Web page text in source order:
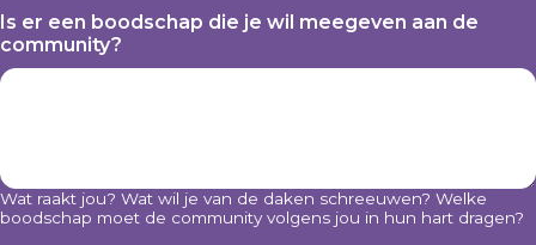
Is er een boodschap die je wil meegeven aan de
community?
Wat raakt jou? Wat wil je van de daken schreeuwen? Welke
boodschap moet de community volgens jou in hun hart dragen?